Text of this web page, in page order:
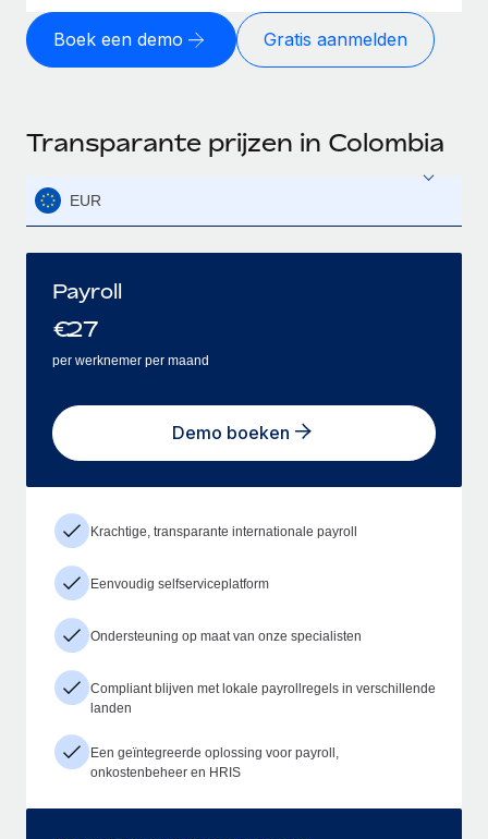
Boek een demo Gratis aanmelden
Transparante prijzen in Colombia
EUR
Payroll
€27
per werknemer per maand
Demo boeken
Krachtige, transparante internationale payroll
Eenvoudig selfserviceplatform
Ondersteuning op maat van onze specialisten
Compliant blijven met lokale payrollregels in verschillende
landen
Een geïntegreerde oplossing voor payroll,
onkostenbeheer en HRIS